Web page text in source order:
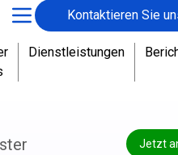
Kontaktieren Sie
Dienstleistungen
Jetzt